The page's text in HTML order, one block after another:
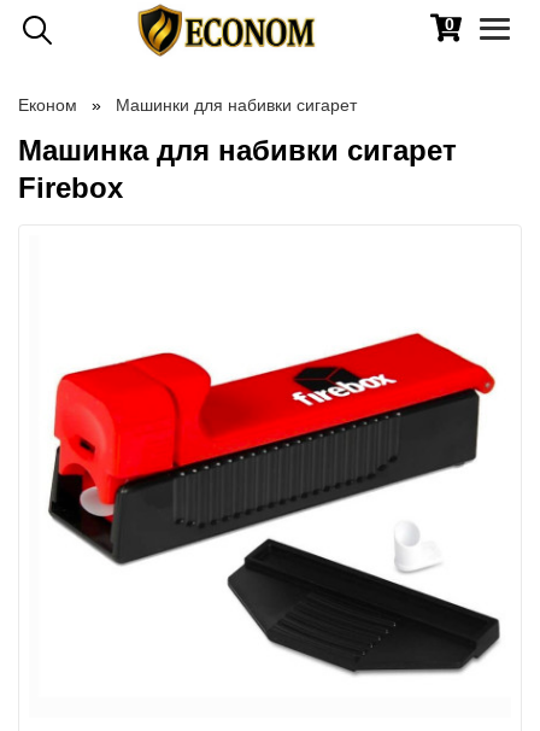
0
Toggle
Економ Машинки для набивки сигарет
Машинка для набивки сигарет
Firebox